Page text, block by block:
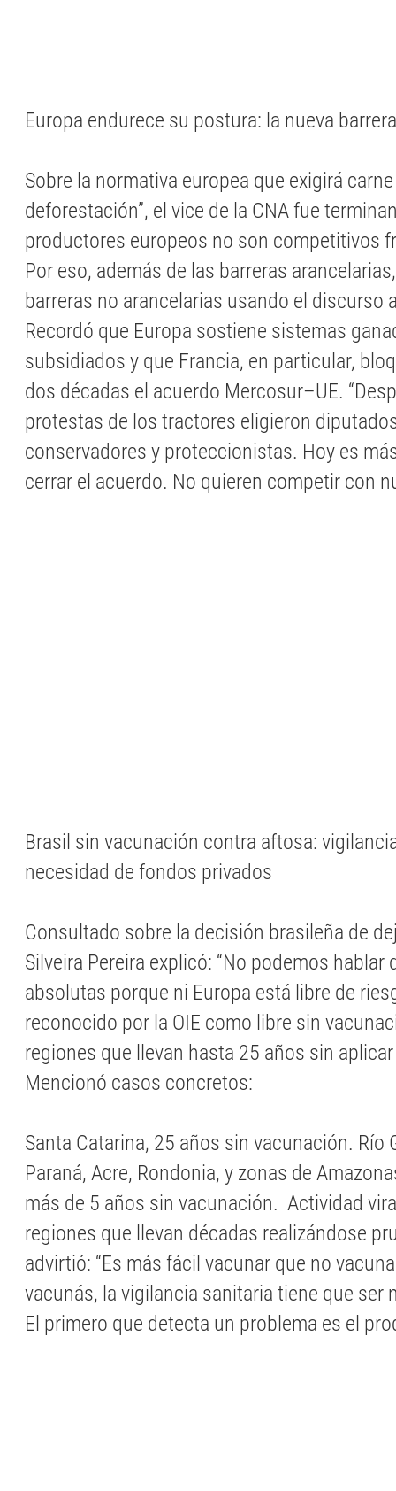
Europa endurece su postura: la nueva
Sobre la normativa europea que exigirá
deforestación”, el vice de la CNA fue
productores europeos no son competitivos
Por eso, además de las barreras
barreras no arancelarias usando el discurso
Recordó que Europa sostiene sistemas
subsidiados y que Francia, en particular,
dos décadas el acuerdo Mercosur–UE.
protestas de los tractores eligieron
conservadores y proteccionistas. Hoy es
cerrar el acuerdo. No quieren competir con
Brasil sin vacunación contra aftosa:
necesidad de fondos privados
Consultado sobre la decisión brasileña de
Silveira Pereira explicó: “No podemos hablar
absolutas porque ni Europa está libre de
reconocido por la OIE como libre sin
regiones que llevan hasta 25 años sin aplicar
Mencionó casos concretos:
Santa Catarina, 25 años sin vacunación. Río
Paraná, Acre, Rondonia, y zonas de
más de 5 años sin vacunación. Actividad
regiones que llevan décadas realizándose
advirtió: “Es más fácil vacunar que no
vacunás, la vigilancia sanitaria tiene que ser
El primero que detecta un problema es el